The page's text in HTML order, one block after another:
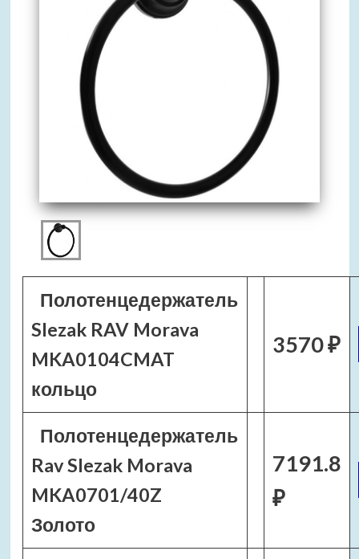
Полотенцедержатель
Slezak RAV Morava
MKA0104CMAT
кольцо
3570 ₽
Полотенцедержатель
Rav Slezak Morava
MKA0701/40Z
Золото
7191.8
₽